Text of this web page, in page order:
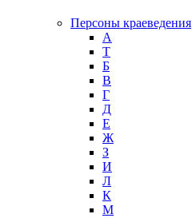
Персоны краеведения
А
T
Б
В
Г
Д
Е
Ж
З
И
Л
К
М